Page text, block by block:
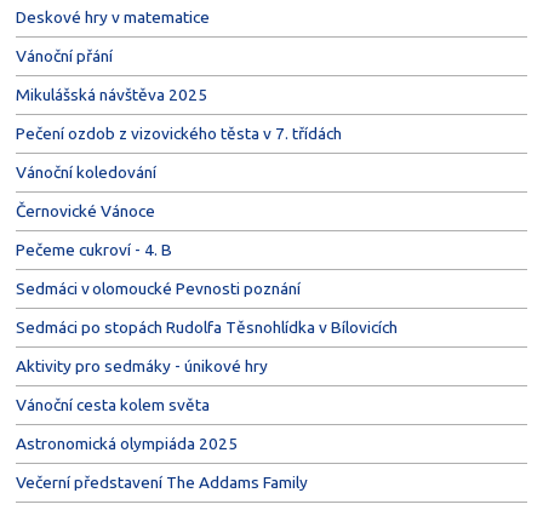
Deskové hry v matematice
Vánoční přání
Mikulášská návštěva 2025
Pečení ozdob z vizovického těsta v 7. třídách
Vánoční koledování
Černovické Vánoce
Pečeme cukroví - 4. B
Sedmáci v olomoucké Pevnosti poznání
Sedmáci po stopách Rudolfa Těsnohlídka v Bílovicích
Aktivity pro sedmáky - únikové hry
Vánoční cesta kolem světa
Astronomická olympiáda 2025
Večerní představení The Addams Family